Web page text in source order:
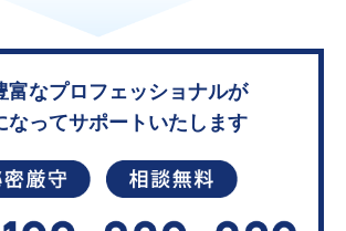
富なプロフェッショナルが
なってサポートいたします